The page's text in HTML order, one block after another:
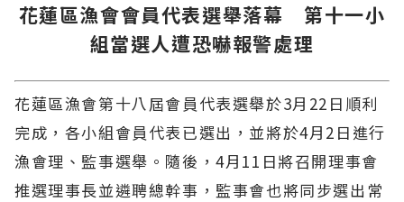
花蓮區漁會會員代表選舉落幕 第十一小
組當選人遭恐嚇報警處理
花蓮區漁會第十八屆會員代表選舉於3月22日順利
完成，各小組會員代表已選出，並將於4月2日進行
漁會理、監事選舉。隨後，4月11日將召開理事會
推選理事長並遴聘總幹事，監事會也將同步選出常